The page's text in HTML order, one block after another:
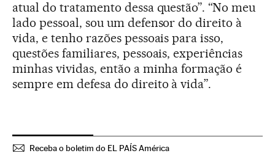
atual do tratamento dessa questão”. “No meu
lado pessoal, sou um defensor do direito à
vida, e tenho razões pessoais para isso,
questões familiares, pessoais, experiências
minhas vividas, então a minha formação é
sempre em defesa do direito à vida”.
Receba o boletim do EL PAÍS América